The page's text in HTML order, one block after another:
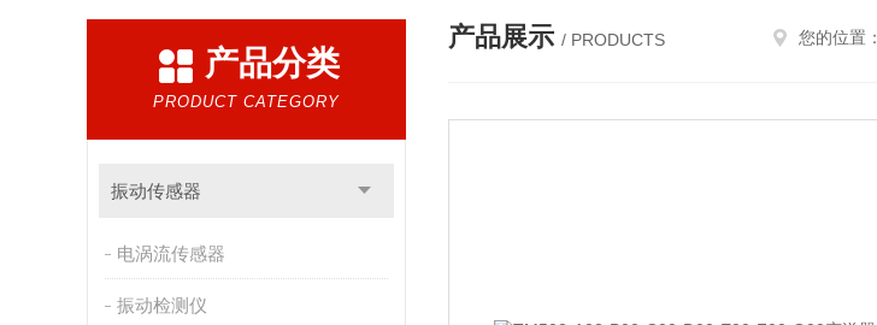
产品分类
PRODUCT CATEGORY
振动传感器
电涡流传感器
振动检测仪
产品展示 / PRODUCTS 您的位置：